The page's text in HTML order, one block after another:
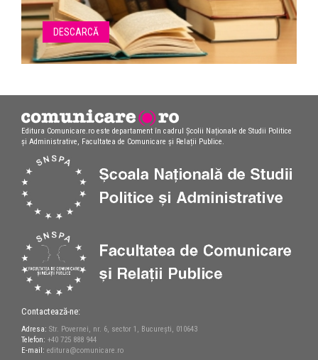
DESCARCĂ
Editura Comunicare.ro este departament în cadrul Școlii Naționale de Studii Politice
și Administrative, Facultatea de Comunicare și Relații Publice.
Contactează-ne:
Adresa: Str. Povernei, nr. 6, sector 1, București, 010643
Telefon: +40 725 888 944
E-mail: editura@comunicare.ro